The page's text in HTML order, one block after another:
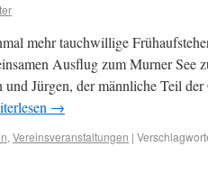
mehr tauchwillige
Ausflug zum Murner See
Jürgen, der männliche Teil
→
, Vereinsveranstaltungen |